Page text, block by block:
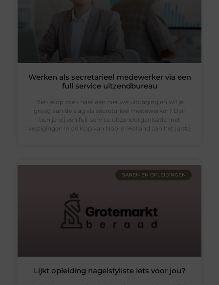
Werken als secretarieel medewerker via een
full service uitzendbureau
Ben je op zoek naar een nieuwe uitdaging en wil je
graag aan de slag als secretarieel medewerker? Dan
ben je bij een full-service uitzendorganisatie met
vestigingen in de Kop van Noord-Holland aan het juiste
BANEN EN OPLEIDINGEN
Lijkt opleiding nagelstyliste iets voor jou?